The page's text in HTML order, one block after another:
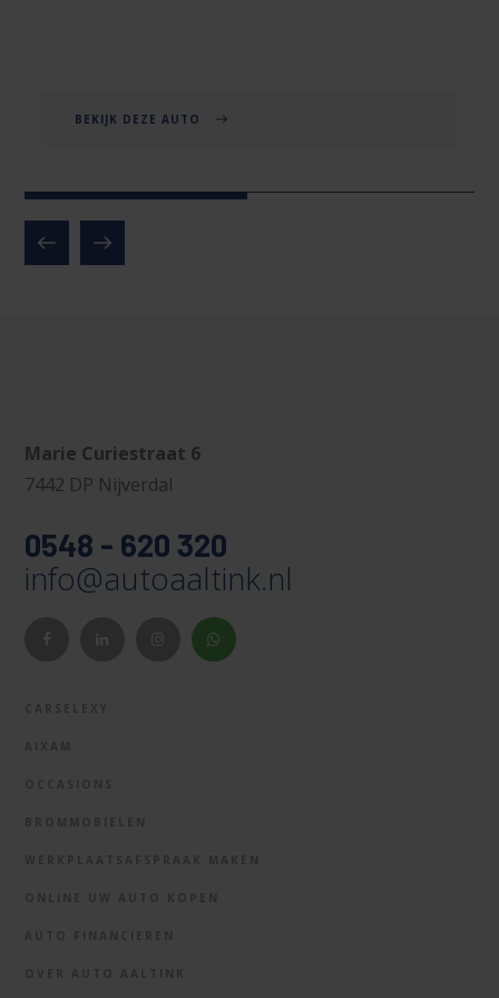
BEKIJK DEZE AUTO
Marie Curiestraat 6
7442 DP Nijverdal
0548 - 620 320
info@autoaaltink.nl